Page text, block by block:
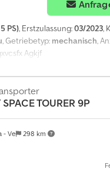
PS), Erstzulassung:03/2023,
, Getriebetyp: mechanisch,
Agkjf
- Ve 298 km
TOURER 9P